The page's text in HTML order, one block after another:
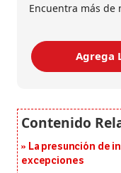
Encuentra más de
Agrega
La presunción de
excepciones